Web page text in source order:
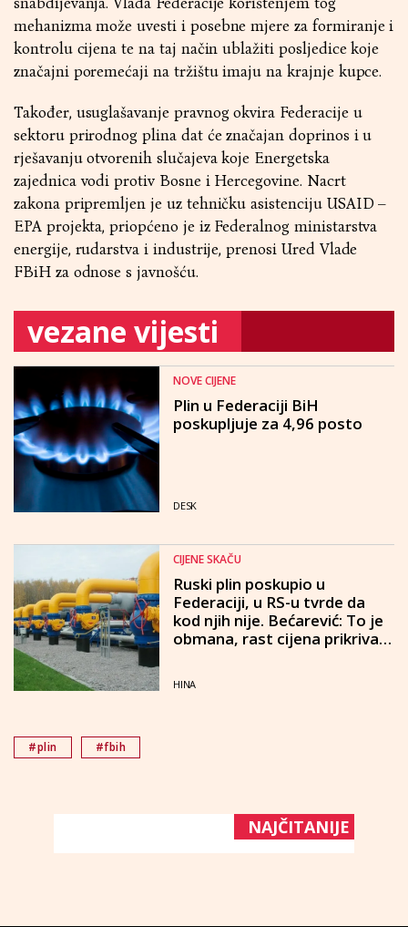
mehanizma može uvesti i posebne mjere za formiranje i
kontrolu cijena te na taj način ublažiti posljedice koje
značajni poremećaji na tržištu imaju na krajnje kupce.
Također, usuglašavanje pravnog okvira Federacije u
sektoru prirodnog plina dat će značajan doprinos i u
rješavanju otvorenih slučajeva koje Energetska
zajednica vodi protiv Bosne i Hercegovine. Nacrt
zakona pripremljen je uz tehničku asistenciju USAID –
EPA projekta, priopćeno je iz Federalnog ministarstva
energije, rudarstva i industrije, prenosi Ured Vlade
FBiH za odnose s javnošću.
vezane vijesti
NOVE CIJENE
Plin u Federaciji BiH
poskupljuje za 4,96 posto
DESK
CIJENE SKAČU
Ruski plin poskupio u
Federaciji, u RS-u tvrde da
kod njih nije. Bećarević: To je
obmana, rast cijena prikrivaju
HINA
#plin #fbih
NAJČITANIJE